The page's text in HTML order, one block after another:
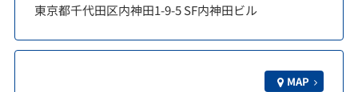
東京都千代田区内神田1-9-5 SF内神田ビル
MAP